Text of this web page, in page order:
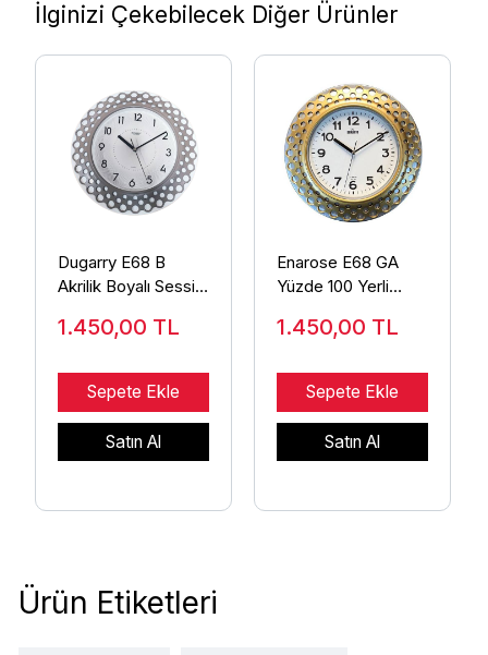
İlginizi Çekebilecek Diğer Ürünler
Dugarry E68 B
Akrilik Boyalı Sessiz
1.450,00 TL
Sepete Ekle
Satın Al
Enarose E68 GA
Yüzde 100 Yerli
Saati
1.450,00 TL
Sepete Ekle
Satın Al
Ürün Etiketleri